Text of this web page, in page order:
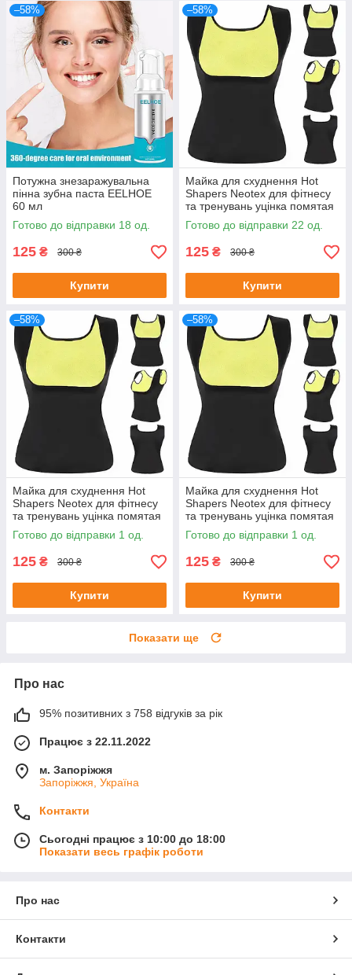
–58%
Потужна знезаражувальна
пінна зубна паста EELHOE
60 мл
Готово до відправки 18 од.
125 ₴ 300 ₴
Купити
–58%
Майка для схуднення Hot
Shapers Neotex для фітнесу
та тренувань уцінка помятая
упаковка Розмір XXL
Готово до відправки 22 од.
125 ₴ 300 ₴
Купити
–58%
Майка для схуднення Hot
Shapers Neotex для фітнесу
та тренувань уцінка помятая
упаковка Розмір XL
Готово до відправки 1 од.
125 ₴ 300 ₴
Купити
–58%
Майка для схуднення Hot
Shapers Neotex для фітнесу
та тренувань уцінка помятая
упаковка Розмір 3XL
Готово до відправки 1 од.
125 ₴ 300 ₴
Купити
Показати ще
Про нас
95% позитивних з 758 відгуків за рік
Працює з 22.11.2022
м. Запоріжжя
Запоріжжя, Україна
Контакти
Сьогодні працює з 10:00 до 18:00
Показати весь графік роботи
Про нас
Контакти